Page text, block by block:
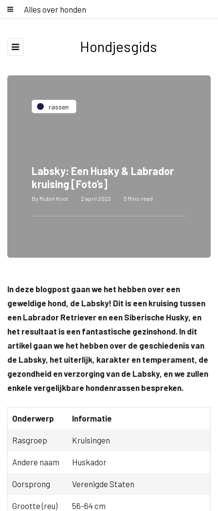
Alles over honden
Hondjesgids
rassen
Labsky: Een Husky & Labrador
kruising [Foto’s]
By Rubin Koot 2 april 2023 3 Mins read
In deze blogpost gaan we het hebben over een
geweldige hond, de Labsky! Dit is een kruising tussen
een Labrador Retriever en een Siberische Husky, en
het resultaat is een fantastische gezinshond. In dit
artikel gaan we het hebben over de geschiedenis van
de Labsky, het uiterlijk, karakter en temperament, de
gezondheid en verzorging van de Labsky, en we zullen
enkele vergelijkbare hondenrassen bespreken.
Onderwerp Informatie
Rasgroep Kruisingen
Andere naam Huskador
Oorsprong Verenigde Staten
Grootte (reu) 56-64 cm